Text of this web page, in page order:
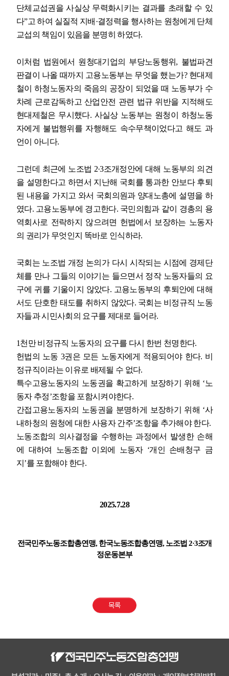
단체교섭권을 사실상 무력화시키는 결과를 초래할 수 있
다”고 하여 실질적 지배 ·결정력을 행사하는 원청에게 단체
교섭의 책임이 있음을 분명히 하였다.
이처럼 법원에서 원청대기업의 부당노동행위 , 불법파견
판결이 나올 때까지 고용노동부는 무엇을 했는가? 현대제
철이 하청노동자의 죽음의 공장이 되었을 때 노동부가 수
차례 근로감독하고 산업안전 관련 법규 위반을 지적해도
현대제철은 무시했다. 사실상 노동부는 원청이 하청노동
자에게 불법행위를 자행해도 속수무책이었다고 해도 과
언이 아니다.
그런데 최근에 노조법 2·3조개정안에 대해 노동부의 의견
을 설명한다고 하면서 지난해 국회를 통과한 안보다 후퇴
된 내용을 가지고 와서 국회의원과 양대노총에 설명을 하
였다. 고용노동부에 경고한다. 국민의힘과 같이 경총의 용
역회사로 전락하지 않으려면 헌법에서 보장하는 노동자
의 권리가 무엇인지 똑바로 인식하라.
국회는 노조법 개정 논의가 다시 시작되는 시점에 경제단
체를 만나 그들의 이야기는 들으면서 정작 노동자들의 요
구에 귀를 기울이지 않았다. 고용노동부의 후퇴안에 대해
서도 단호한 태도를 취하지 않았다. 국회는 비정규직 노동
자들과 시민사회의 요구를 제대로 들어라.
1천만 비정규직 노동자의 요구를 다시 한번 천명한다.
헌법의 노동 3권은 모든 노동자에게 적용되어야 한다. 비
정규직이라는 이유로 배제될 수 없다.
특수고용노동자의 노동권을 확고하게 보장하기 위해 ‘노
동자 추정’조항을 포함시켜야한다.
간접고용노동자의 노동권을 분명하게 보장하기 위해 ‘사
내하청의 원청에 대한 사용자 간주’조항을 추가해야 한다.
노동조합의 의사결정을 수행하는 과정에서 발생한 손해
에 대하여 노동조합 이외에 노동자 ‘개인 손배청구 금
지 ’를 포함해야 한다.
2025.7.28
전국민주노동조합총연맹, 한국노동조합총연맹, 노조법 2·3조개
정운동본부
목록